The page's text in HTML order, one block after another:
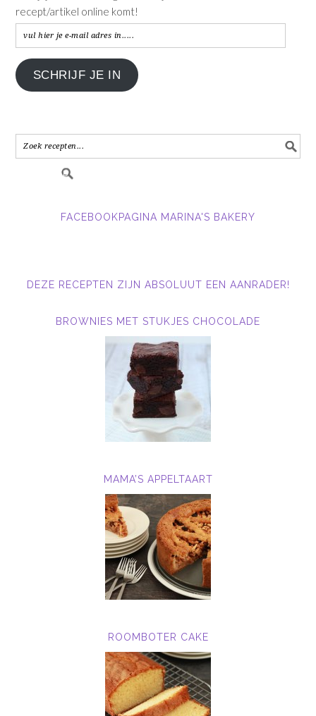
recept/artikel online komt!
vul
hier
je
e-
in.....
SCHRIJF JE IN
FACEBOOKPAGINA MARINA'S BAKERY
DEZE RECEPTEN ZIJN ABSOLUUT EEN AANRADER!
BROWNIES MET STUKJES CHOCOLADE
MAMA’S APPELTAART
ROOMBOTER CAKE